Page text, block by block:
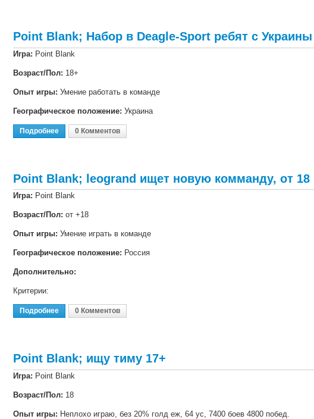
Point Blank; Набор в Deagle-Sport ребят с Украины
Игра: Point Blank
Возраст/Пол: 18+
Опыт игры: Умение работать в команде
Географическое положение: Украина
Подробнее О Point Blank; Набор В Deagle-Sport Ребят С Украины
0 Комментов
Point Blank; leogrand ищет новую комманду, от 18
Игра: Point Blank
Возраст/Пол: от +18
Опыт игры: Умение играть в команде
Географическое положение: Россия
Дополнительно:
Критерии:
Подробнее О Point Blank; Leogrand Ищет Новую Комманду, От 18
0 Комментов
Point Blank; ищу тиму 17+
Игра: Point Blank
Возраст/Пол: 18
Опыт игры: Неплохо играю, без 20% голд еж, 64 ус, 7400 боев 4800 побед.